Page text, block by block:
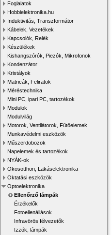
Foglalatok
Hobbielektronika.hu
Induktivitás, Transzformátor
Kábelek, Vezetékek
Kapcsolók, Relék
Készülékek
Kishangszórók, Piezók, Mikrofonok
Kondenzátor
Kristályok
Matricák, Feliratok
Méréstechnika
Mini PC, ipari PC, tartozékok
Modulok
Modulvilág
Motorok, Ventilátorok, Fűtőelemek
Munkavédelmi eszközök
Műszerdobozok
Napelemek és tartozékok
NYÁK-ok
Okosotthon, Lakáselektronika
Oktatási eszközök
Optoelektronika
Ellenőrző lámpák
Érzékelők
Fotoellenállások
Infravörös félvezetők
Izzók, lámpák